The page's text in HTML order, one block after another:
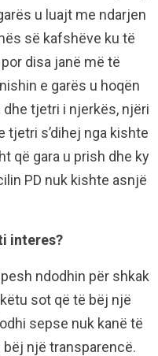
u luajt me ndarjen
së kafshëve ku të
disa janë më të
e garës u hoqën
tjetri i njerkës, njëri
tjetri s’dihej nga kishte
që gara u prish dhe ky
PD nuk kishte asnjë
interes?
ndodhin për shkak
sot që të bëj një
sepse nuk kanë të
një transparencë.